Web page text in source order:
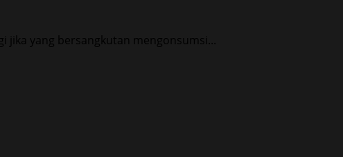
jika yang bersangkutan mengonsumsi...